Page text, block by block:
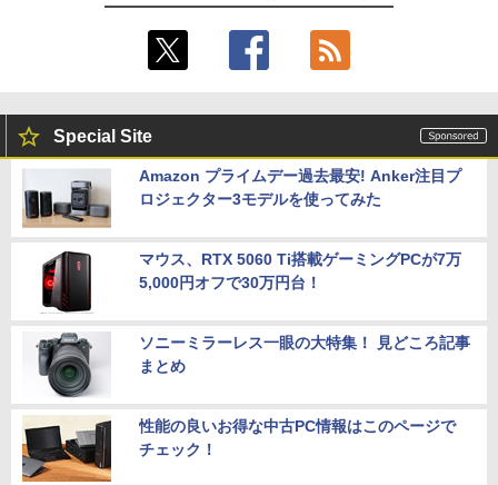
Special Site
Amazon プライムデー過去最安! Anker注目プ
ロジェクター3モデルを使ってみた
マウス、RTX 5060 Ti搭載ゲーミングPCが7万
5,000円オフで30万円台！
ソニーミラーレス一眼の大特集！ 見どころ記事
まとめ
性能の良いお得な中古PC情報はこのページで
チェック！